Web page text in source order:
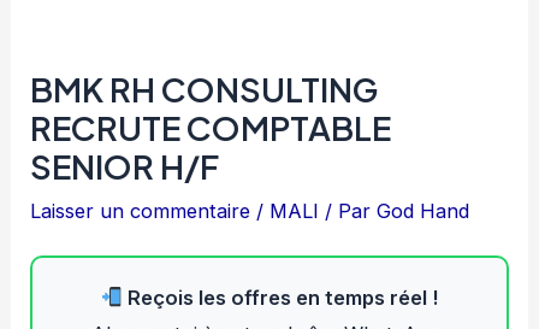
BMK RH CONSULTING
RECRUTE COMPTABLE
SENIOR H/F
Laisser un commentaire / MALI / ParGod Hand
Reçois les offres en temps réel !